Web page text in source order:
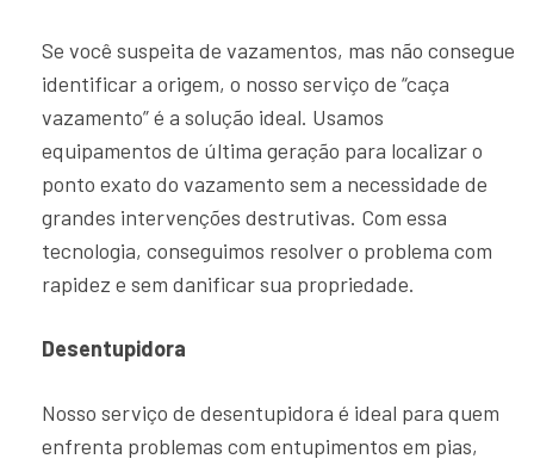
Se você suspeita de vazamentos, mas não consegue
identificar a origem, o nosso serviço de “caça
vazamento” é a solução ideal. Usamos
equipamentos de última geração para localizar o
ponto exato do vazamento sem a necessidade de
grandes intervenções destrutivas. Com essa
tecnologia, conseguimos resolver o problema com
rapidez e sem danificar sua propriedade.
Desentupidora
Nosso serviço de desentupidora é ideal para quem
enfrenta problemas com entupimentos em pias,